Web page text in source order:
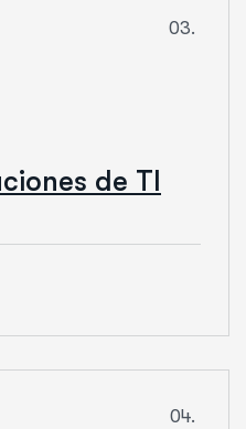
03.
de TI
04.